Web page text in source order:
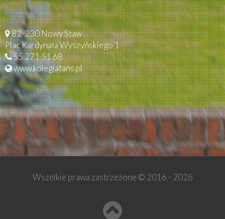
82-230 Nowy Staw
Plac Kardynała Wyszyńskiego 1
55 271 51 68
www.kolegiatans.pl
Wszelkie prawa zastrzeżone © 2016 - 2026